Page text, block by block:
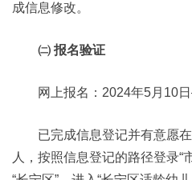
成信息修改。
㈡ 报名验证
网上报名：2024年5月10
已完成信息登记并有意愿在
人，按照信息登记的路径登录